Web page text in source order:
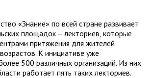
«Знание» по всей стране развивает
площадок – лекториев, которые
притяжения для жителей
К инициативе уже
500 различных организаций. Из них
работает пять таких лекториев.